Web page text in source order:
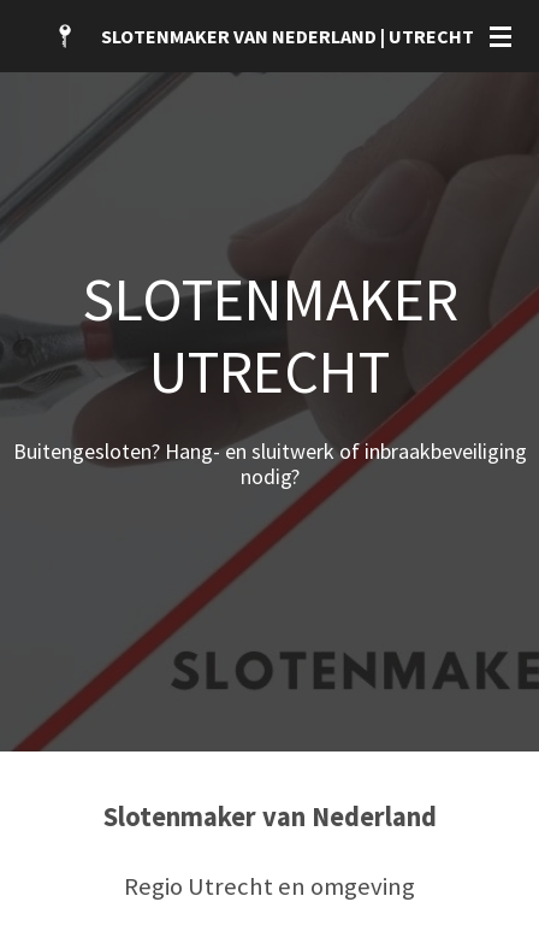
hoofdinhoud
SLOTENMAKER VAN NEDERLAND | UTRECHT
SLOTENMAKER
UTRECHT
Buitengesloten? Hang- en sluitwerk of inbraakbeveiliging
nodig?
Slotenmaker van Nederland
Regio Utrecht en omgeving